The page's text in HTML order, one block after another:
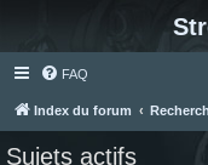
FAQ
Index du forum
Sujets actifs